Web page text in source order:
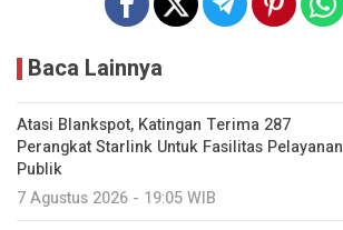
Baca Lainnya
Atasi Blankspot, Katingan Terima 287
Perangkat Starlink Untuk Fasilitas Pelayanan
Publik
7 Agustus 2026 - 19:05 WIB